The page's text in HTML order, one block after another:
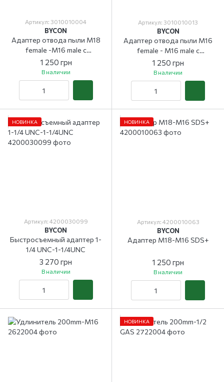
Артикул: 3010010004
BYCON
Адаптер отвода пыли М18
female -М16 male с
центрирующим сверлом
1 250 грн
В наличии
Артикул: 3010010013
BYCON
Адаптер отвода пыли М16
female - М16 male с
центрирующим сверлом
1 250 грн
В наличии
НОВИНКА
Артикул: 4200030099
BYCON
Быстросъемный адаптер 1-
1/4 UNC-1-1/4UNC
3 270 грн
В наличии
НОВИНКА
Артикул: 4200010063
BYCON
Адаптер М18-М16 SDS+
1 250 грн
В наличии
НОВИНКА